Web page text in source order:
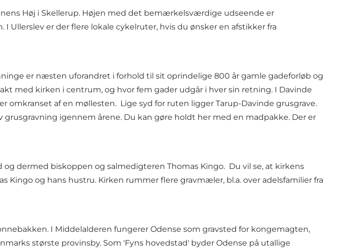
Høj i Skellerup. Højen med det bemærkelsværdige udseende er
Ullerslev er der flere lokale cykelruter, hvis du ønsker en afstikker fra
er næsten uforandret i forhold til sit oprindelige 800 år gamle gadeforløb og
med kirken i centrum, og hvor fem gader udgår i hver sin retning. I Davinde
af en møllesten. Lige syd for ruten ligger Tarup-Davinde grusgrave.
igennem årene. Du kan gøre holdt her med en madpakke. Der er
dermed biskoppen og salmedigteren Thomas Kingo. Du vil se, at kirkens
og hans hustru. Kirken rummer flere gravmæler, bl.a. over adelsfamilier fra
I Middelalderen fungerer Odense som gravsted for kongemagten,
største provinsby. Som 'Fyns hovedstad' byder Odense på utallige